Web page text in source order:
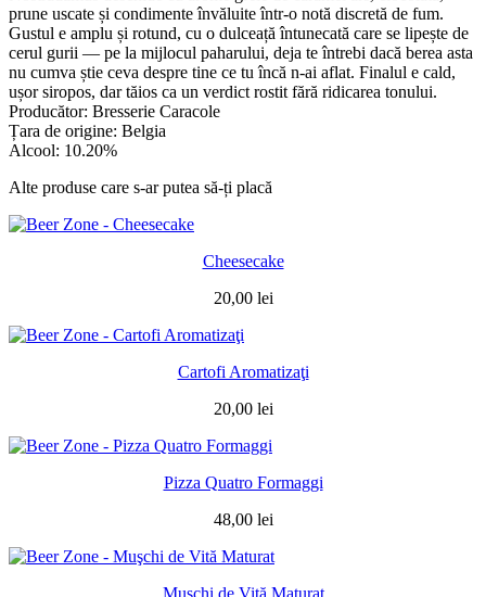
prune uscate și condimente învăluite într-o notă discretă de fum.
Gustul e amplu și rotund, cu o dulceață întunecată care se lipește de
cerul gurii — pe la mijlocul paharului, deja te întrebi dacă berea asta
nu cumva știe ceva despre tine ce tu încă n-ai aflat. Finalul e cald,
ușor siropos, dar tăios ca un verdict rostit fără ridicarea tonului.
Producător: Bresserie Caracole
Țara de origine: Belgia
Alcool: 10.20%
Alte produse care s-ar putea să-ți placă
Cheesecake
20,00 lei
Cartofi Aromatizaţi
20,00 lei
Pizza Quatro Formaggi
48,00 lei
Muşchi de Vită Maturat